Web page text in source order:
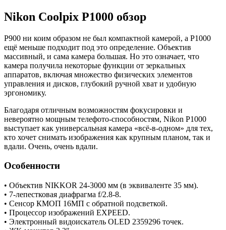
Nikon Coolpix P1000 обзор
P900 ни коим образом не был компактной камерой, а P1000
ещё меньше подходит под это определение. Объектив
массивный, и сама камера большая. Но это означает, что
камера получила некоторые функции от зеркальных
аппаратов, включая множество физических элементов
управления и дисков, глубокий ручной хват и удобную
эргономику.
Благодаря отличным возможностям фокусировки и
невероятно мощным телефото-способностям, Nikon P1000
выступает как универсальная камера «всё-в-одном» для тех,
кто хочет снимать изображения как крупным планом, так и
вдали. Очень, очень вдали.
Особенности
• Объектив NIKKOR 24-3000 мм (в эквиваленте 35 мм).
• 7-лепестковая диафрагма f/2.8-8.
• Сенсор КМОП 16МП с обратной подсветкой.
• Процессор изображений EXPEED.
• Электронный видоискатель OLED 2359296 точек.